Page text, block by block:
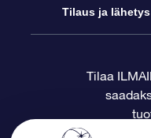
Blogi
Arvostelut
OSR-lahjapakkaus
OSR-lahjakortti
Star Register
Tilaus ja lähetys
Maksutiedot
Tilaa